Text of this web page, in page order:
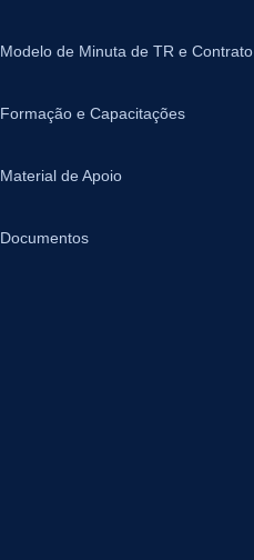
Modelo de Minuta de TR e Contrato
Formação e Capacitações
Material de Apoio
Documentos